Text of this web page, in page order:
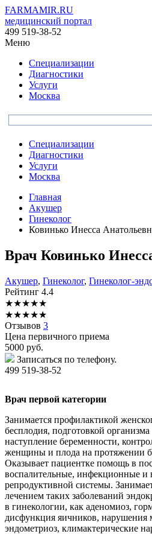
FARMAMIR.RU
медицинский портал
499 519-38-52
Меню
Специализации
Диагностики
Услуги
Москва
Специализации
Диагностики
Услуги
Москва
Главная
Акушер
Гинеколог
Ковинько Инесса
Врач Ковинько
Акушер, Гинеколог, Гинеколог-
Рейтинг 4.4
★★★★★
★★★★★
Отзывов 3
Цена первичного приема
5000 руб.
Записаться по телефону.
499 519-38-52
Врач первой категории
Занимается профилактикой
бесплодия, подготовкой
наступление беременности,
женщины и плода на протяжении
Оказывает пациентке помощь в
воспалительные, инфекционные и
репродуктивной системы.
лечением таких заболеваний
в гинекологии, как аденомиоз,
дисфункция яичников, нарушения
эндометриоз, климактерические